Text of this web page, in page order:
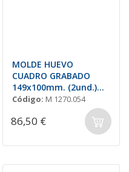
MOLDE HUEVO
CUADRO GRABADO
149x100mm. (2und.)
130gr. PARA ROTATIVA
Código: M 1270.054
86,50 €